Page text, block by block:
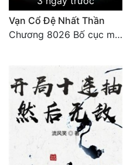
Vạn Cổ Đệ Nhất Thần
Chương 8026 Bố cục mới